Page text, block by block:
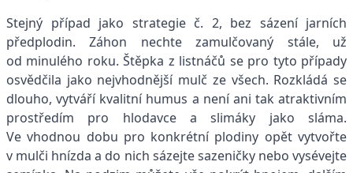
Stejný případ jako strategie č. 2, bez sázení jarních
předplodin. Záhon nechte zamulčovaný stále, už
od minulého roku. Štěpka z listnáčů se pro tyto případy
osvědčila jako nejvhodnější mulč ze všech. Rozkládá se
dlouho, vytváří kvalitní humus a není ani tak atraktivním
prostředím pro hlodavce a slimáky jako sláma.
Ve vhodnou dobu pro konkrétní plodiny opět vytvořte
v mulči hnízda a do nich sázejte sazeničky nebo vysévejte